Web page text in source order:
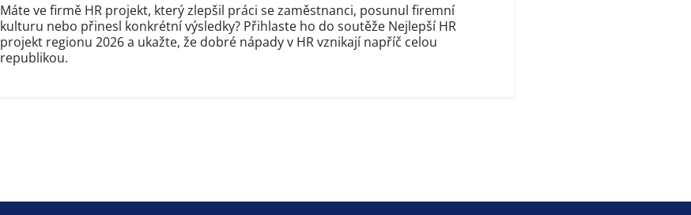
Máte ve firmě HR projekt, který zlepšil práci se zaměstnanci, posunul firemní
kulturu nebo přinesl konkrétní výsledky? Přihlaste ho do soutěže Nejlepší HR
projekt regionu 2026 a ukažte, že dobré nápady v HR vznikají napříč celou
republikou.